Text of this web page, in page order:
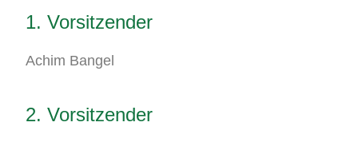
1. Vorsitzender
Achim Bangel
2. Vorsitzender